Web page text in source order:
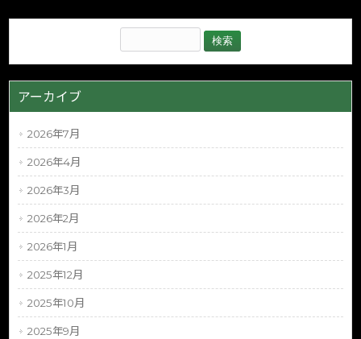
アーカイブ
2026年7月
2026年4月
2026年3月
2026年2月
2026年1月
2025年12月
2025年10月
2025年9月